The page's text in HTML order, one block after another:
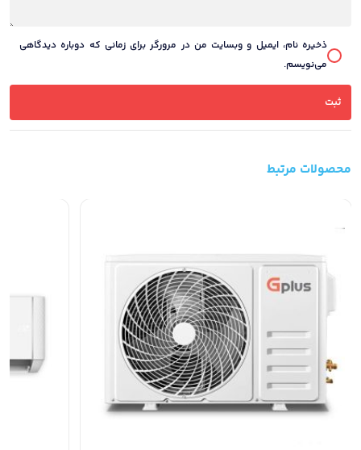
ذخیره نام، ایمیل و وبسایت من در مرورگر برای زمانی که دوباره دیدگاهی
می‌نویسم.
محصولات مرتبط